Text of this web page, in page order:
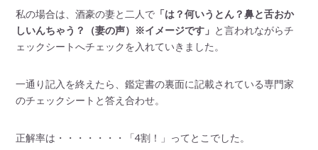
私の場合は、酒豪の妻と二人で 「は？何いうとん？鼻と舌おか
しいんちゃう？（妻の声）※イメージです」 と言われながらチ
ェックシートへチェックを入れていきました。
一通り記入を終えたら、鑑定書の裏面に記載されている専門家
のチェックシートと答え合わせ。
正解率は・・・・・・・「4割！」ってとこでした。